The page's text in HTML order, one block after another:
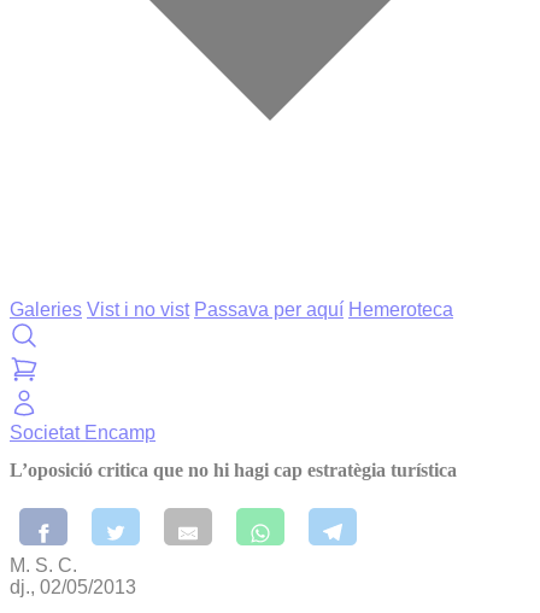
Galeries Vist i no vist Passava per aquí Hemeroteca
Societat Encamp
L’oposició critica que no hi hagi cap estratègia turística
M. S. C.
dj., 02/05/2013